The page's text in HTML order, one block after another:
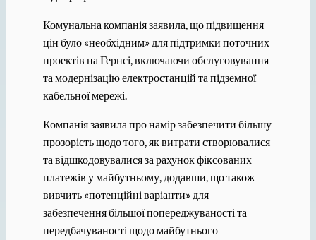
Комунальна компанія заявила, що підвищення
цін було «необхідним» для підтримки поточних
проектів на Гернсі, включаючи обслуговування
та модернізацію електростанцій та підземної
кабельної мережі.
Компанія заявила про намір забезпечити більшу
прозорість щодо того, як витрати створювалися
та відшкодовувалися за рахунок фіксованих
платежів у майбутньому, додавши, що також
вивчить «потенційні варіанти» для
забезпечення більшої попереджуваності та
передбачуваності щодо майбутнього